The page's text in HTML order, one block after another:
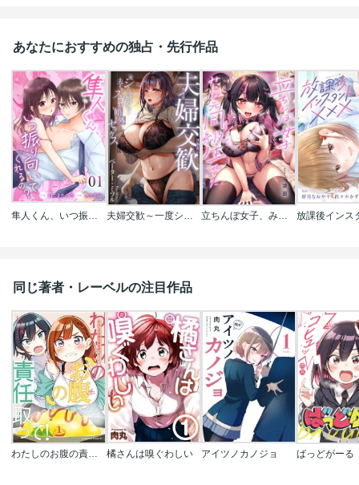
あなたにおすすめの独占・先行作品
同じ著者・レーベルの注目作品
わたしのお腹の責任取って! 橘さんは嗅ぐわしい アイツノカノジョ ばっどがーる